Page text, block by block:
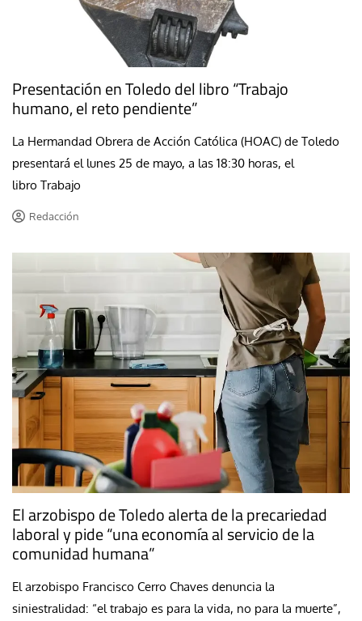
Presentación en Toledo del libro “Trabajo
humano, el reto pendiente”
La Hermandad Obrera de Acción Católica (HOAC) de Toledo
presentará el lunes 25 de mayo, a las 18:30 horas, el
libro Trabajo
Redacción
El arzobispo de Toledo alerta de la precariedad
laboral y pide “una economía al servicio de la
comunidad humana”
El arzobispo Francisco Cerro Chaves denuncia la
siniestralidad: “el trabajo es para la vida, no para la muerte”,